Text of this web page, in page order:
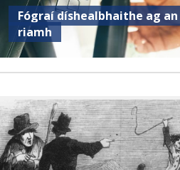
Fógraí díshealbhaithe ag
riamh